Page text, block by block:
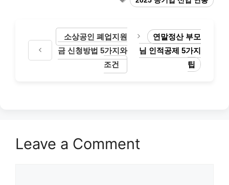
소상공인 폐업지원
금 신청방법 5가지와
조건
연말정산 부모
님 인적공제 5가지
팁
Leave a Comment